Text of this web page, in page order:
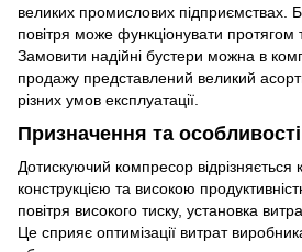
великих промислових підприємствах.
повітря може функціонувати протягом
Замовити надійні бустери можна в
продажу представлений великий
різних умов експлуатації.
Призначення та особливості
Дотискуючий компресор відрізняється
конструкцією та високою
повітря високого тиску, установка
Це сприяє оптимізації витрат